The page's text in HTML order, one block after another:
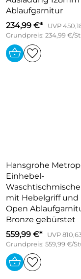
Ablaufgarnitur
234,99 €*
UVP
Grundpreis: 234,99 €/
Hansgrohe
Einhebel-
mit Hebelgriff und
Open
Bronze gebürstet
559,99 €*
UVP
Grundpreis: 559,99 €/